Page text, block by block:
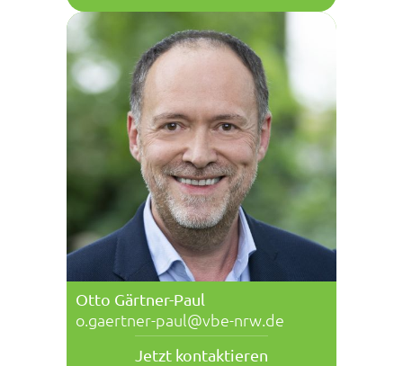
Otto Gärtner-Paul
o.gaertner-paul@vbe-nrw.de
Jetzt kontaktieren